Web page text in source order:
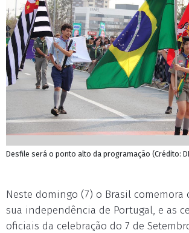
Desfile será o ponto alto da programação (Crédito:
Neste domingo (7) o Brasil comemora
sua independência de Portugal, e as
oficiais da celebração do 7 de